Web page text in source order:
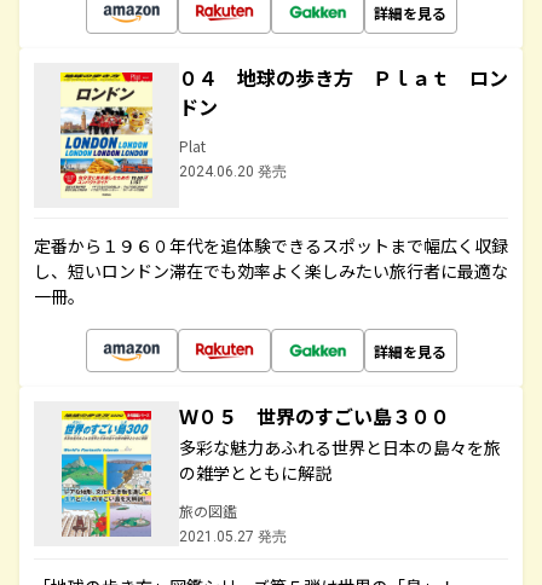
詳細を見る
０４ 地球の歩き方 Ｐｌａｔ ロン
ドン
Plat
2024.06.20 発売
定番から１９６０年代を追体験できるスポットまで幅広く収録
し、短いロンドン滞在でも効率よく楽しみたい旅行者に最適な
一冊。
詳細を見る
Ｗ０５ 世界のすごい島３００
多彩な魅力あふれる世界と日本の島々を旅
の雑学とともに解説
旅の図鑑
2021.05.27 発売